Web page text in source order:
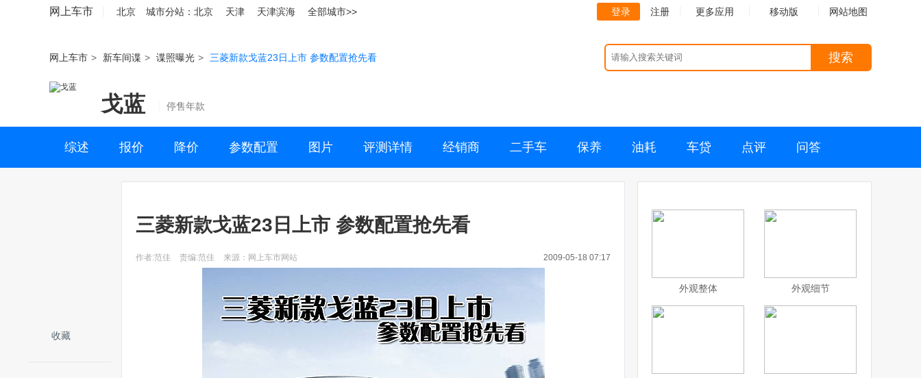
网上车市 北京 城市分站： 北京 天津 天津滨海 全部城市>> 登录 注册 更多应用 移动版 网站地图
网上车市 > 新车间谍 > 谍照曝光 > 三菱新款戈蓝23日上市 参数配置抢先看 搜索
戈蓝 停售年款
综述 报价 降价 参数配置 图片 评测详情 经销商 二手车 保养 油耗 车贷 点评 问答
收藏
三菱新款戈蓝23日上市 参数配置抢先看
作者:范佳 责编:范佳 来源：网上车市网站 2009-05-18 07:17
外观整体 外观细节